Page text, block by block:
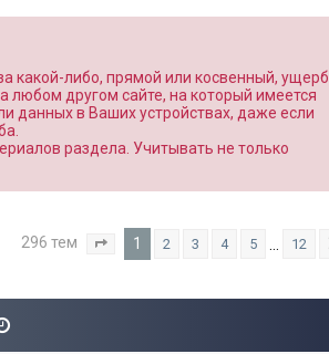
какой-либо, прямой или косвенный, ущерб
любом другом сайте, на который имеется
данных в Ваших устройствах, даже если
раздела. Учитывать не только
296 тем Страница из 12
1 2 3 4 5 12